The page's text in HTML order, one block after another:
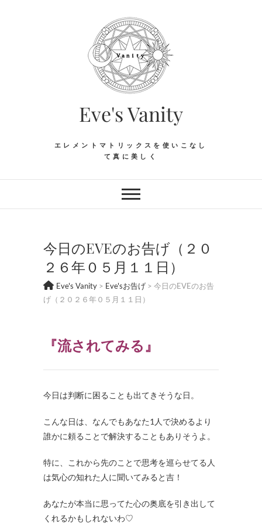
Eve's Vanity
エレメントマトリックスを使いこなし
て真に美しく
今日のEVEのお告げ（２０
２６年０５月１１日）
Eve's Vanity > Eve'sお告げ > 今日のEVEのお告
げ（２０２６年０５月１１日）
『流されてみる』
今日は判断に困ることも出てきそうな日。
こんな日は、なんでもあなた1人で決めるより
誰かに頼ることで解決することもありそうよ。
特に、これから先のことで思考を巡らせてる人
は気心の知れた人に聞いてみると吉！
あなたが本当に思ってた心の奥底を引き出して
くれるかもしれないわ♡